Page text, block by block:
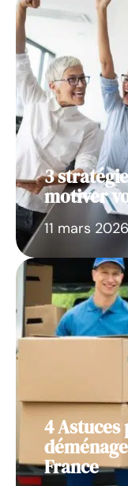
3
motiver
11 mars
4
France